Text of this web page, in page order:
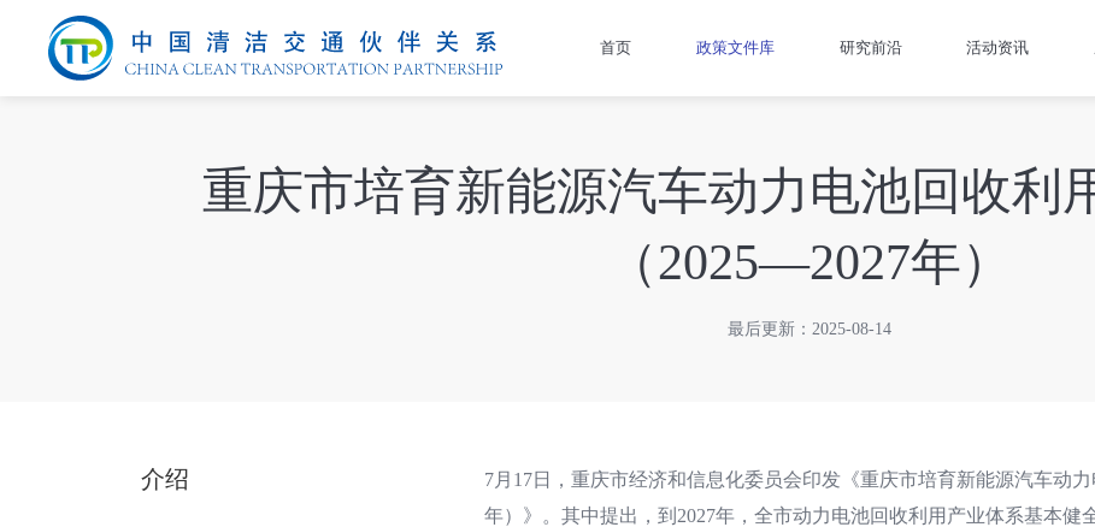
首页 政策文件库 研究前沿 活动资讯
重庆市培育新能源汽车动力电池回收利
（2025—2027年）
最后更新：2025-08-14
介绍
7月17日，重庆市经济和信息化委员会印发《重庆市培育新能源汽车动
年）》。其中提出，到2027年，全市动力电池回收利用产业体系基本